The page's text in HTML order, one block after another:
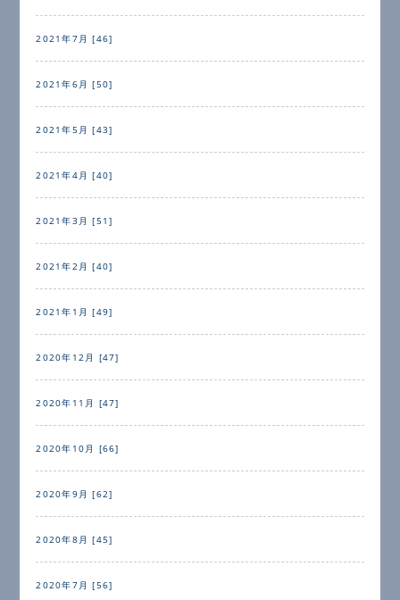
2021年7月 [46]
2021年6月 [50]
2021年5月 [43]
2021年4月 [40]
2021年3月 [51]
2021年2月 [40]
2021年1月 [49]
2020年12月 [47]
2020年11月 [47]
2020年10月 [66]
2020年9月 [62]
2020年8月 [45]
2020年7月 [56]